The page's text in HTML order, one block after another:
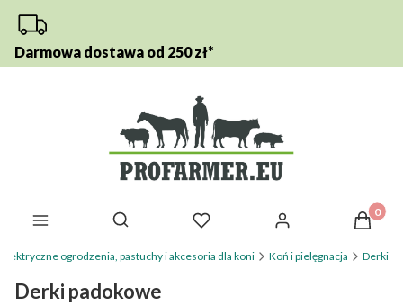
Darmowa dostawa od 250 zł*
Otwórz wyszukiwarkę
ogrodzenia, pastuchy i akcesoria dla koni Koń i pielęgnacja Derki
Derki padokowe